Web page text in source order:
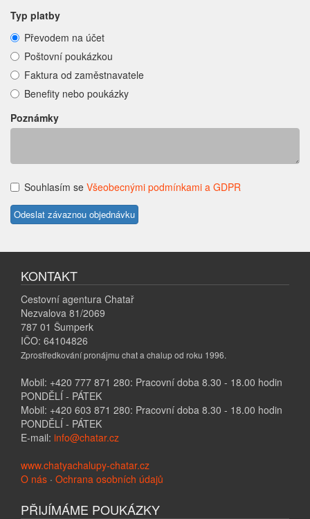
Typ platby
Převodem na účet
Poštovní poukázkou
Faktura od zaměstnavatele
Benefity nebo poukázky
Poznámky
Souhlasím se Všeobecnými podmínkami a GDPR
KONTAKT
Cestovní agentura Chatař
Nezvalova 81/2069
787 01 Šumperk
IČO: 64104826
Zprostředkování pronájmu chat a chalup od roku 1996.
Mobil: +420 777 871 280: Pracovní doba 8.30 - 18.00 hodin
PONDĚLÍ - PÁTEK
Mobil: +420 603 871 280: Pracovní doba 8.30 - 18.00 hodin
PONDĚLÍ - PÁTEK
E-mail: info@chatar.cz
www.chatyachalupy-chatar.cz
O nás · Ochrana osobních údajů
PŘIJÍMÁME POUKÁZKY